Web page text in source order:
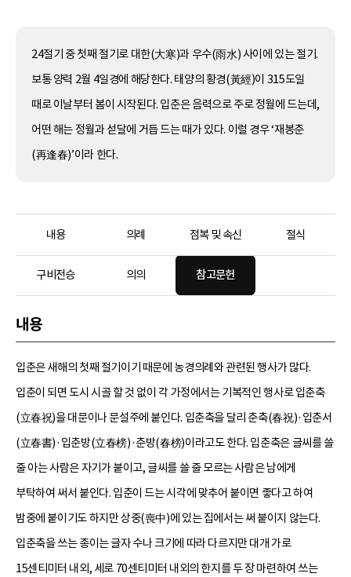
24절기 중 첫째 절기로 대한(大寒)과 우수(雨水) 사이에 있는 절기.
보통 양력 2월 4일경에 해당한다. 태양의 황경(黃經)이 315도일
때로 이날부터 봄이 시작된다. 입춘은 음력으로 주로 정월에 드는데,
어떤 해는 정월과 섣달에 거듭 드는 때가 있다. 이럴 경우 ‘재봉춘
(再逢春)’이라 한다.
내용 의례 점복 및 속신 절식
구비전승 의의 참고문헌
내용
입춘은 새해의 첫째 절기이기 때문에 농경의례와 관련된 행사가 많다.
입춘이 되면 도시 시골 할 것 없이 각 가정에서는 기복적인 행사로 입춘축
(立春祝)을 대문이나 문설주에 붙인다. 입춘축을 달리 춘축(春祝)·입춘서
(立春書)·입춘방(立春榜)·춘방(春榜)이라고도 한다. 입춘축은 글씨를 쓸
줄 아는 사람은 자기가 붙이고, 글씨를 쓸 줄 모르는 사람은 남에게
부탁하여 써서 붙인다. 입춘이 드는 시각에 맞추어 붙이면 좋다고 하여
밤중에 붙이기도 하지만 상중(喪中)에 있는 집에서는 써 붙이지 않는다.
입춘축을 쓰는 종이는 글자 수나 크기에 따라 다르지만 대개 가로
15센티미터 내외, 세로 70센티미터 내외의 한지를 두 장 마련하여 쓰는